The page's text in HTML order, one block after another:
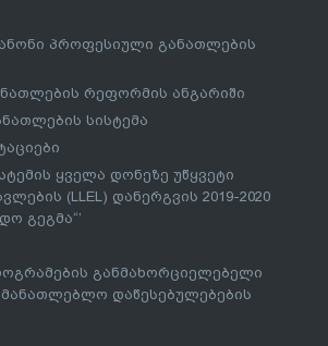
პროფესიული განათლების
რეფორმის ანგარიში
სისტემა
ყველა დონეზე უწყვეტი
(LLEL) დანერგვის 2019-2020
გეგმა“’
განმახორციელებელი
დაწესებულებების